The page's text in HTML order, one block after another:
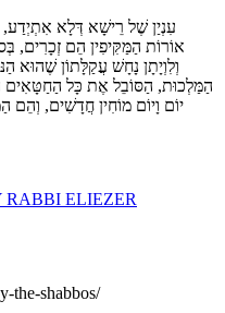
עִנְיַן שֶׁל רֵישָׁא דְּלָא אִתְיְדַע,
אוֹרוֹת הַמַּקִּיפִין הֵם זְכָרִים,
וְלִוְיָתָן נָחָשׁ עֲקַלָּתוֹן שֶׁהוּא
הַמַּלְכוּת, הַסּוֹבֵל אֶת כָּל הַחַטָּאִים
יוֹם וָיוֹם מוֹחִין חֲדָשִׁים, וְהֵם
RABBI ELIEZER
the-shabbos/